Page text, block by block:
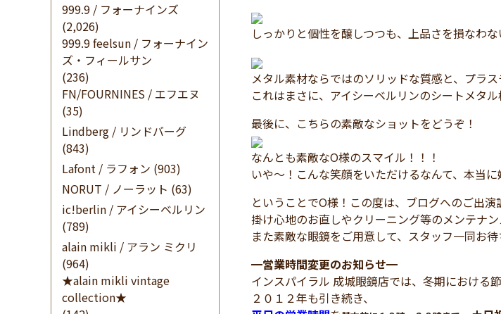
999.9 / フォーナインズ
(2,026)
999.9 feelsun / フォーナイン
ズ・フィールサン
(236)
FN/FOURNINES / エフエヌ
(35)
Lindberg / リンドバーグ
(843)
Lafont / ラフォン (903)
NORUT / ノーラット (63)
ic!berlin / アイシーベルリン
(789)
alain mikli / アラン ミクリ
(964)
★alain mikli vintage
collection★
しっかりと個性を醸しつつも、上品さを損なわ
メタル素材ならではのソリッドな質感と、プラ
これはまさに、アイシーベルリンのシートメタ
最後に、こちらの素敵なショットをどうぞ！
なんとも素敵なO様のスマイル！！！
いや～！こんな笑顔をいただけるなんて、本当に
ということでO様！この度は、ブログへのご出演
掛け心地のお直しやクリーニング等のメンテナ
また素敵な眼鏡をご用意して、スタッフ一同お
━営業時間変更のお知らせ━
インスパイラル 成城眼鏡店では、冬期における
２０１２年も引き続き、